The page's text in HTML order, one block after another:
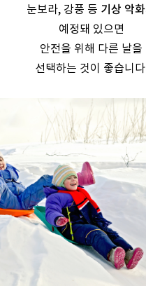
눈보라, 강풍 등 기상 악화
예정돼 있으면
안전을 위해 다른 날을
선택하는 것이 좋습니다